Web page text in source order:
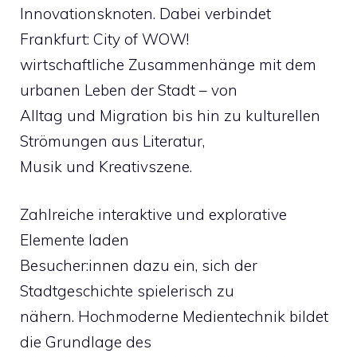
Innovationsknoten. Dabei verbindet
Frankfurt: City of WOW!
wirtschaftliche Zusammenhänge mit dem
urbanen Leben der Stadt – von
Alltag und Migration bis hin zu kulturellen
Strömungen aus Literatur,
Musik und Kreativszene.
Zahlreiche interaktive und explorative
Elemente laden
Besucher:innen dazu ein, sich der
Stadtgeschichte spielerisch zu
nähern. Hochmoderne Medientechnik bildet
die Grundlage des